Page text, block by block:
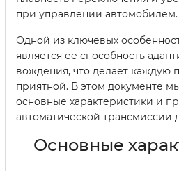
при управлении автомобилем.
Одной из ключевых
является ее способность
вождения, что делает каждую
приятной. В этом документе
основные характеристики и
автоматической трансмиссии
Основные